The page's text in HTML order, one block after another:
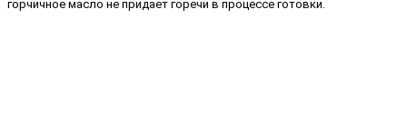
горчичное масло не придает горечи в процессе готовки.